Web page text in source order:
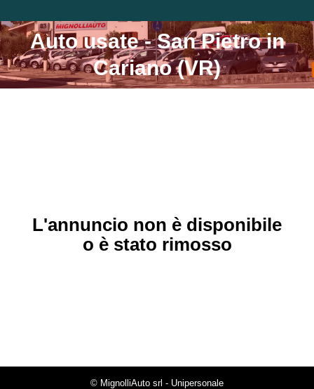
Auto usate - San Pietro in
Cariano (VR)
Tu sei qui:
L'annuncio non è disponibile
o è stato rimosso
© MignolliAuto srl - Unipersonale